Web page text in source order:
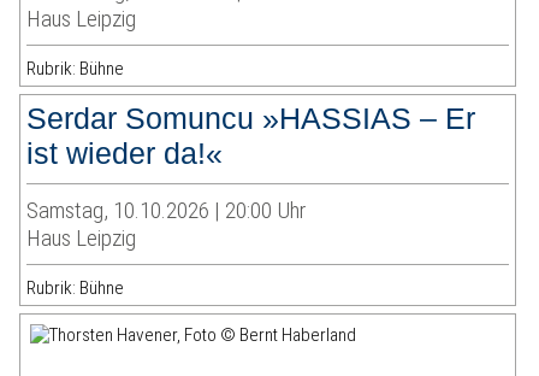
Haus Leipzig
Rubrik: Bühne
Serdar Somuncu »HASSIAS – Er
ist wieder da!«
Samstag, 10.10.2026 | 20:00 Uhr
Haus Leipzig
Rubrik: Bühne